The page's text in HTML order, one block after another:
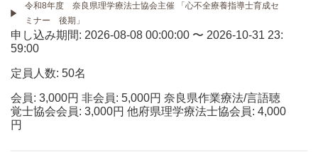
令和8年度 奈良県理学療法士協会主催 「心不全療養指導士育成セ
ミナー 後期」
申し込み期間: 2026-08-08 00:00:00 〜 2026-10-31 23:
59:00
定員人数: 50名
会員: 3,000円 非会員: 5,000円 奈良県作業療法/言語聴
覚士協会会員: 3,000円 他府県理学療法士協会員: 4,000
円